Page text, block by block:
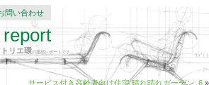
問い合わせ
リエ環の建築レポートです。
サービス付き高齢者向け住宅 晴れ晴れガーデン. 6 »